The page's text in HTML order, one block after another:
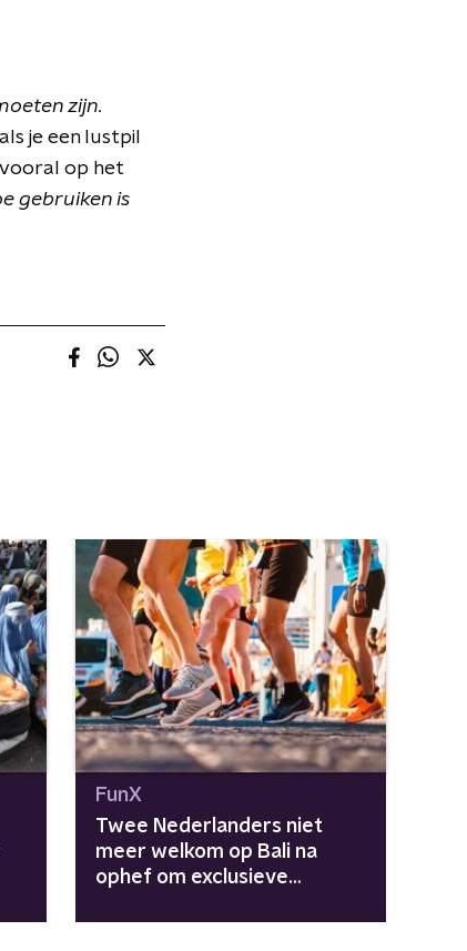
zijn.
je een lustpil
op het
gebruiken is
FunX
Twee Nederlanders niet
meer welkom op Bali na
ophef om exclusieve
moderne kolonisten"